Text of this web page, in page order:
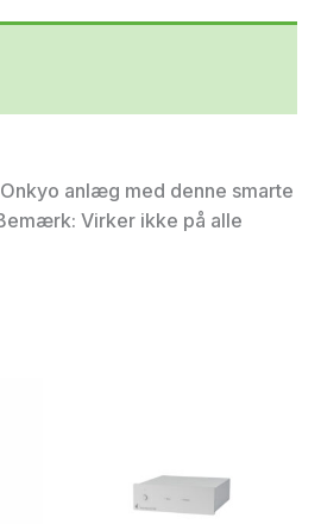
anlæg med denne smarte
Virker ikke på alle